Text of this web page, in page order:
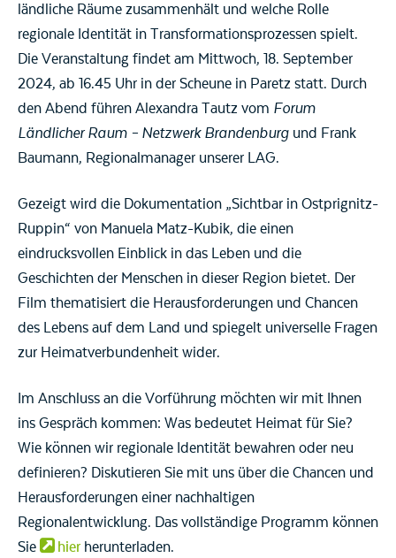
ländliche Räume zusammenhält und welche Rolle
regionale Identität in Transformationsprozessen spielt.
Die Veranstaltung findet am Mittwoch, 18. September
2024, ab 16.45 Uhr in der Scheune in Paretz statt. Durch
den Abend führen Alexandra Tautz vom Forum
Ländlicher Raum – Netzwerk Brandenburg und Frank
Baumann, Regionalmanager unserer LAG.
Gezeigt wird die Dokumentation „Sichtbar in Ostprignitz-
Ruppin“ von Manuela Matz-Kubik, die einen
eindrucksvollen Einblick in das Leben und die
Geschichten der Menschen in dieser Region bietet. Der
Film thematisiert die Herausforderungen und Chancen
des Lebens auf dem Land und spiegelt universelle Fragen
zur Heimatverbundenheit wider.
Im Anschluss an die Vorführung möchten wir mit Ihnen
ins Gespräch kommen: Was bedeutet Heimat für Sie?
Wie können wir regionale Identität bewahren oder neu
definieren? Diskutieren Sie mit uns über die Chancen und
Herausforderungen einer nachhaltigen
Regionalentwicklung. Das vollständige Programm können
Sie
hierherunterladen.